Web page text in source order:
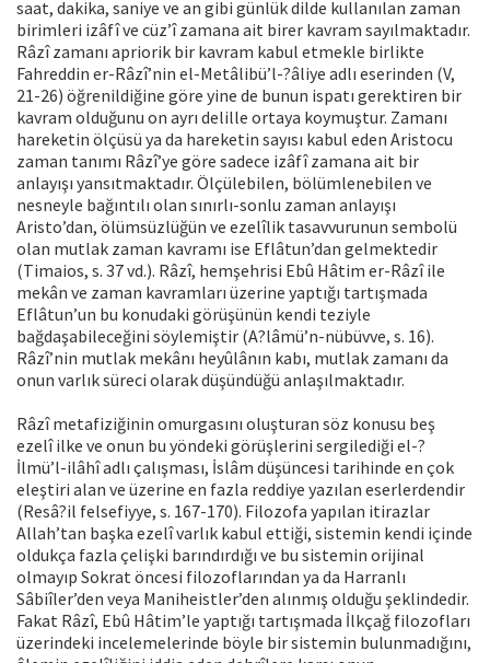
saat, dakika, saniye ve an gibi günlük dilde kullanılan zaman
birimleri izâfî ve cüz’î zamana ait birer kavram sayılmaktadır.
Râzî zamanı apriorik bir kavram kabul etmekle birlikte
Fahreddin er-Râzî’nin el-Metâlibü’l-?âliye adlı eserinden (V,
21-26) öğrenildiğine göre yine de bunun ispatı gerektiren bir
kavram olduğunu on ayrı delille ortaya koymuştur. Zamanı
hareketin ölçüsü ya da hareketin sayısı kabul eden Aristocu
zaman tanımı Râzî’ye göre sadece izâfî zamana ait bir
anlayışı yansıtmaktadır. Ölçülebilen, bölümlenebilen ve
nesneyle bağıntılı olan sınırlı-sonlu zaman anlayışı
Aristo’dan, ölümsüzlüğün ve ezelîlik tasavvurunun sembolü
olan mutlak zaman kavramı ise Eflâtun’dan gelmektedir
(Timaios, s. 37 vd.). Râzî, hemşehrisi Ebû Hâtim er-Râzî ile
mekân ve zaman kavramları üzerine yaptığı tartışmada
Eflâtun’un bu konudaki görüşünün kendi teziyle
bağdaşabileceğini söylemiştir (A?lâmü’n-nübüvve, s. 16).
Râzî’nin mutlak mekânı heyûlânın kabı, mutlak zamanı da
onun varlık süreci olarak düşündüğü anlaşılmaktadır.
Râzî metafiziğinin omurgasını oluşturan söz konusu beş
ezelî ilke ve onun bu yöndeki görüşlerini sergilediği el-?
İlmü’l-ilâhî adlı çalışması, İslâm düşüncesi tarihinde en çok
eleştiri alan ve üzerine en fazla reddiye yazılan eserlerdendir
(Resâ?il felsefiyye, s. 167-170). Filozofa yapılan itirazlar
Allah’tan başka ezelî varlık kabul ettiği, sistemin kendi içinde
oldukça fazla çelişki barındırdığı ve bu sistemin orijinal
olmayıp Sokrat öncesi filozoflarından ya da Harranlı
Sâbiîler’den veya Maniheistler’den alınmış olduğu şeklindedir.
Fakat Râzî, Ebû Hâtim’le yaptığı tartışmada İlkçağ filozofları
üzerindeki incelemelerinde böyle bir sistemin bulunmadığını,